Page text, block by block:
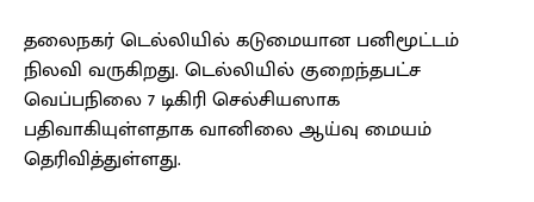
தலைநகர் டெல்லியில் கடுமையான பனிமூட்டம்
நிலவி வருகிறது. டெல்லியில் குறைந்தபட்ச
வெப்பநிலை 7 டிகிரி செல்சியஸாக
பதிவாகியுள்ளதாக வானிலை ஆய்வு மையம்
தெரிவித்துள்ளது.